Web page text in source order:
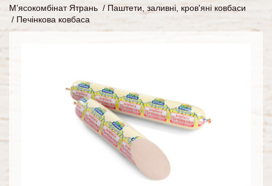
М’ясокомбінат Ятрань / Паштети, заливні, кров'яні ковбаси
/ Печінкова ковбаса